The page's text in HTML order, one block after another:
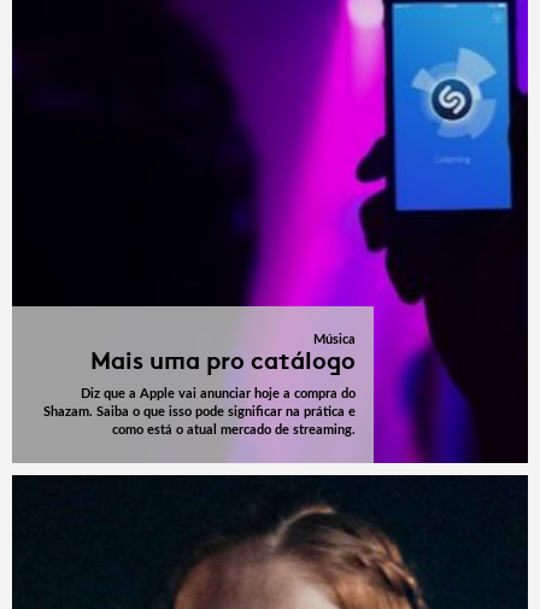
Música
Mais uma pro catálogo
Diz que a Apple vai anunciar hoje a compra do
Shazam. Saiba o que isso pode significar na prática e
como está o atual mercado de streaming.